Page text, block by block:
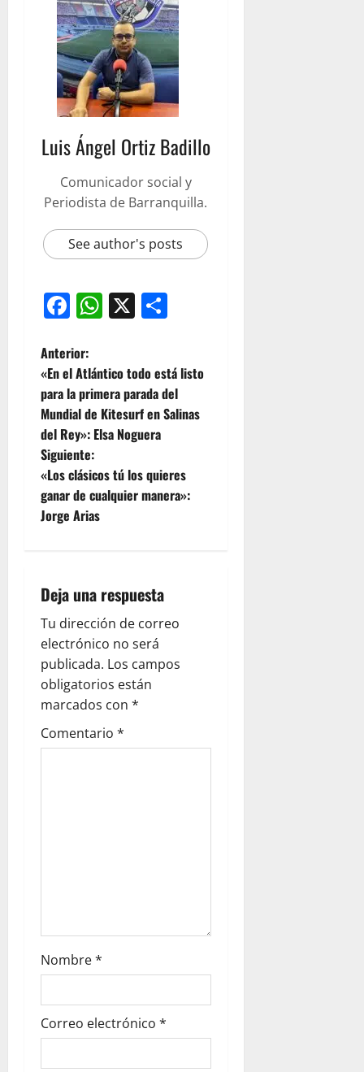
Luis Ángel Ortiz Badillo
Comunicador social y
Periodista de Barranquilla.
See author's posts
Facebook
WhatsApp
X
Anterior:
«En el Atlántico todo está listo
para la primera parada del
Mundial de Kitesurf en Salinas
del Rey»: Elsa Noguera
Siguiente:
«Los clásicos tú los quieres
ganar de cualquier manera»:
Jorge Arias
Deja una respuesta
Tu dirección de correo
electrónico no será
publicada. Los campos
obligatorios están
marcados con *
Comentario *
Nombre*
Correo electrónico *